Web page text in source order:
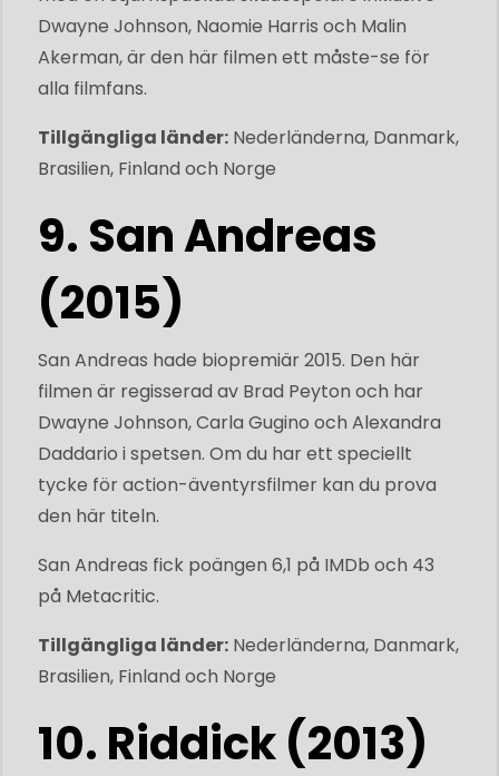
Dwayne Johnson, Naomie Harris och Malin
Akerman, är den här filmen ett måste-se för
alla filmfans.
Tillgängliga länder: Nederländerna, Danmark,
Brasilien, Finland och Norge
9. San Andreas
(2015)
San Andreas hade biopremiär 2015. Den här
filmen är regisserad av Brad Peyton och har
Dwayne Johnson, Carla Gugino och Alexandra
Daddario i spetsen. Om du har ett speciellt
tycke för action-äventyrsfilmer kan du prova
den här titeln.
San Andreas fick poängen 6,1 på IMDb och 43
på Metacritic.
Tillgängliga länder: Nederländerna, Danmark,
Brasilien, Finland och Norge
10. Riddick (2013)